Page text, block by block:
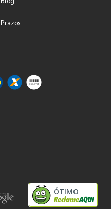
Prazos
ÓTIMO